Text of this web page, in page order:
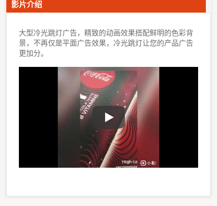
影片介绍
大型冷光跳灯广告，精致的动画效果搭配鲜明的色彩背
景，不再仅是平面广告效果，冷光跳灯让您的产品广告
更加分。
大型冷光跳灯广告，精致的动画效